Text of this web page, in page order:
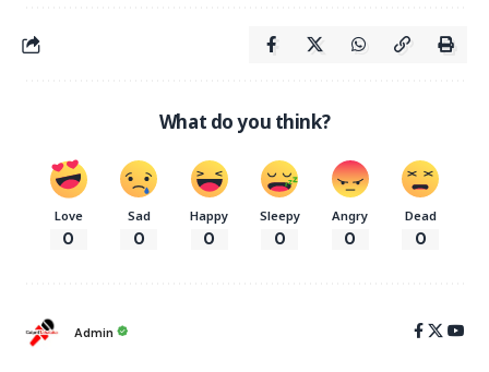
What do you think?
Love
0
Sad
0
Happy
0
Sleepy
0
Angry
0
Dead
0
Admin